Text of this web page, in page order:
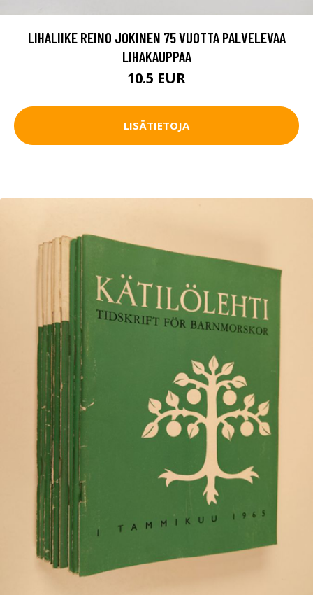
LIHALIIKE REINO JOKINEN 75 VUOTTA PALVELEVAA
LIHAKAUPPAA
10.5 EUR
LISÄTIETOJA